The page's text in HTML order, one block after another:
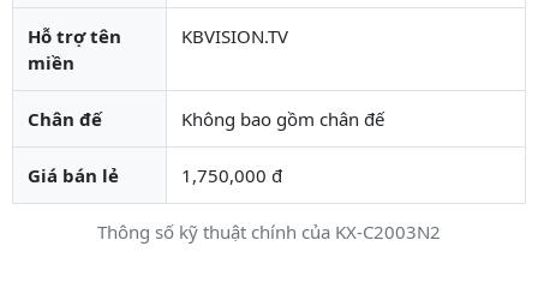
Thông số kỹ thuật chính của KX-C2003N2
Hỗ trợ tên
miền
KBVISION.TV
Chân đế Không bao gồm chân đế
Giá bán lẻ 1,750,000 đ